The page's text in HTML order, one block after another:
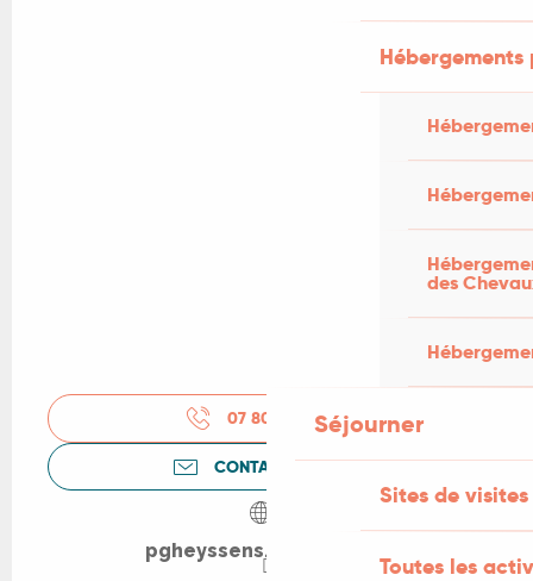
des
Séjourner
Sites de visites
Toutes les
07 80 24 26▒▒
CONTACTEZ-NOUS
pgheyssens.wixsite.com